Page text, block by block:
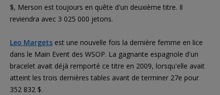
$, Merson est toujours en quête d'un deuxième titre. Il
reviendra avec 3 025 000 jetons.
Leo Margets est une nouvelle fois la dernière femme en lice
dans le Main Event des WSOP. La gagnante espagnole d'un
bracelet avait déjà remporté ce titre en 2009, lorsqu'elle avait
atteint les trois dernières tables avant de terminer 27e pour
352 832 $.